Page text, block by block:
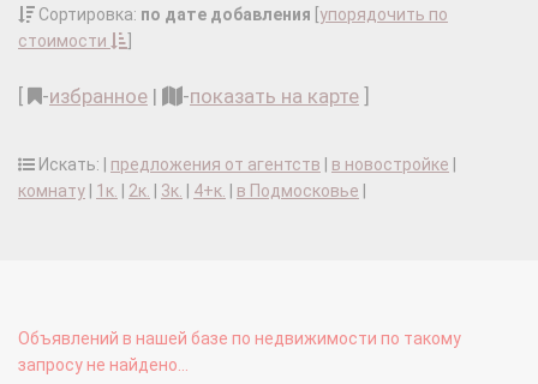
Сортировка: по дате добавления упорядочить по
стоимости
-избранное | -показать на карте
Искать: | предложения от агентств в новостройке
комнату
1к. 2к. 3к. 4+к. в Подмосковье
Объявлений в нашей базе по недвижимости по такому
запросу не найдено...